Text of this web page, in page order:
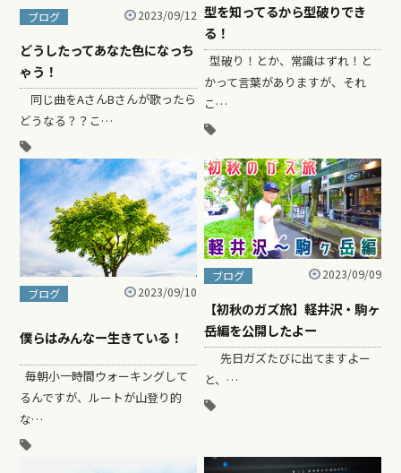
ブログ 2023/09/12
どうしたってあなた色になっち
ゃう！
同じ曲をAさんBさんが歌ったら
どうなる？？こ…
型を知ってるから型破りでき
る！
型破り！とか、常識はずれ！と
かって言葉がありますが、それ
こ…
ブログ 2023/09/10
僕らはみんなー生きている！
毎朝小一時間ウォーキングして
るんですが、ルートが山登り的
な…
ブログ 2023/09/09
【初秋のガズ旅】軽井沢・駒ヶ
岳編を公開したよー
先日ガズたびに出てますよー
と、…